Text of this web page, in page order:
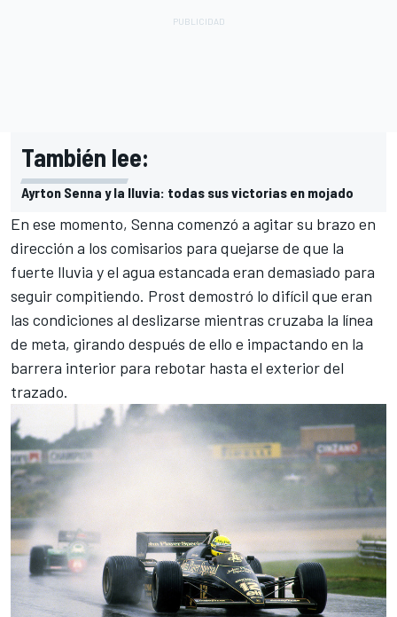
También lee:
Ayrton Senna y la lluvia: todas sus victorias en mojado
En ese momento, Senna comenzó a agitar su brazo en
dirección a los comisarios para quejarse de que la
fuerte lluvia y el agua estancada eran demasiado para
seguir compitiendo. Prost demostró lo difícil que eran
las condiciones al deslizarse mientras cruzaba la línea
de meta, girando después de ello e impactando en la
barrera interior para rebotar hasta el exterior del
trazado.